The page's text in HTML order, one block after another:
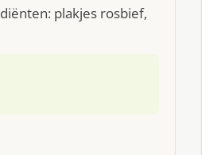
plakjes rosbief,